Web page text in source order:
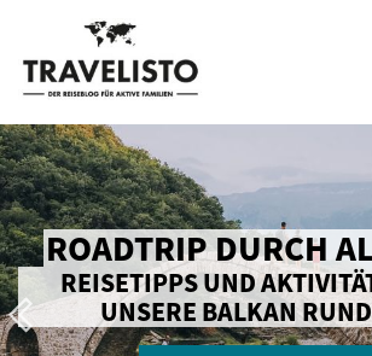
ROADTRIP DURCH
REISETIPPS UND
UNSERE BALKAN